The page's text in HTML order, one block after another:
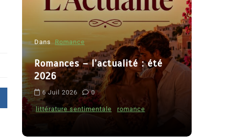
Dans Romance
Romances – l’actualité : été
2026
6 Juil 2026 0
littérature sentimentale romance